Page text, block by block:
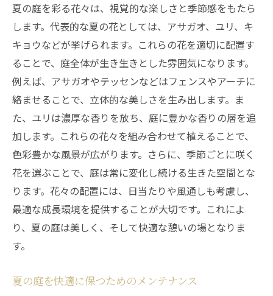
夏の庭を彩る花々は、視覚的な楽しさと季節感をもたら
します。代表的な夏の花としては、アサガオ、ユリ、キ
キョウなどが挙げられます。これらの花を適切に配置す
ることで、庭全体が生き生きとした雰囲気になります。
例えば、アサガオやテッセンなどはフェンスやアーチに
絡ませることで、立体的な美しさを生み出します。ま
た、ユリは濃厚な香りを放ち、庭に豊かな香りの層を追
加します。これらの花々を組み合わせて植えることで、
色彩豊かな風景が広がります。さらに、季節ごとに咲く
花を選ぶことで、庭は常に変化し続ける生きた空間とな
ります。花々の配置には、日当たりや風通しも考慮し、
最適な成長環境を提供することが大切です。これによ
り、夏の庭は美しく、そして快適な憩いの場となりま
す。
夏の庭を快適に保つためのメンテナンス